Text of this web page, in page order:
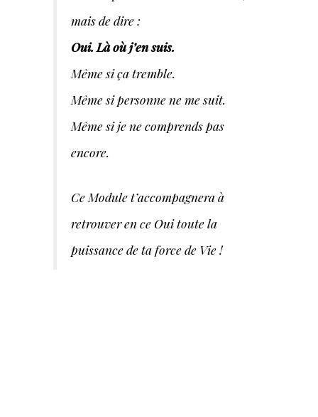
mais de dire :
Oui. Là où j’en suis.
Même si ça tremble.
Même si personne ne me suit.
Même si je ne comprends pas
encore.
Ce Module t’accompagnera à
retrouver en ce Oui toute la
puissance de ta force de Vie !